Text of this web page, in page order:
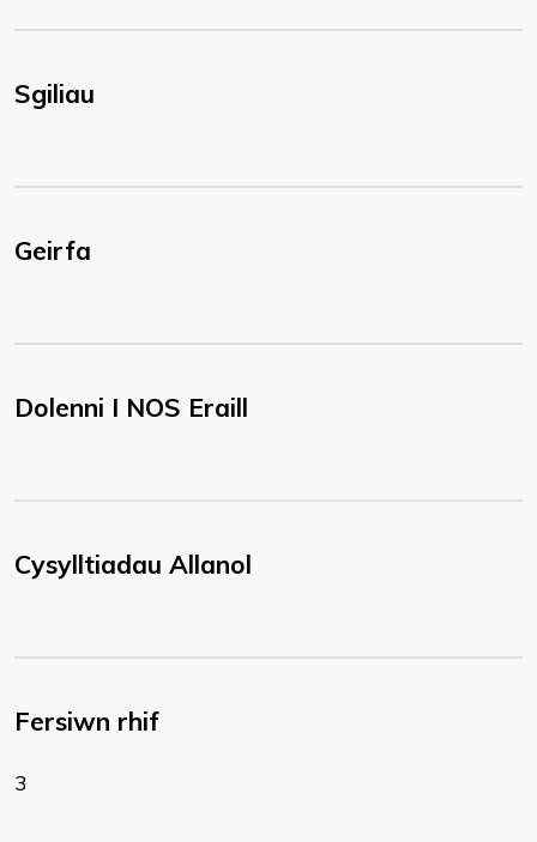
Sgiliau
Geirfa
Dolenni I NOS Eraill
Cysylltiadau Allanol
Fersiwn rhif
3